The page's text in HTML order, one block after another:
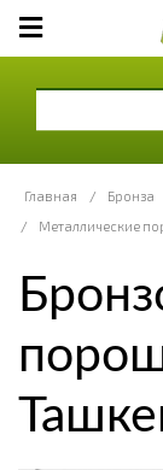
Главная / Бронза
/
Металлические